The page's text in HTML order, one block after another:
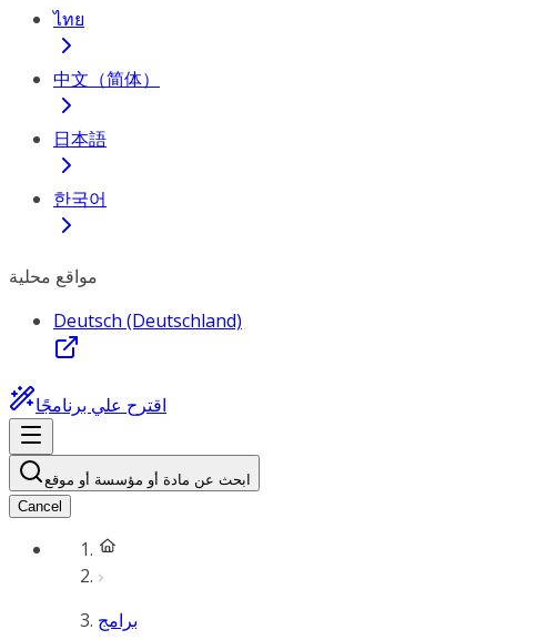
ไทย
中文（简体）
日本語
한국어
مواقع محلية
Deutsch (Deutschland)
اقترح علي برنامجًا
ابحث عن مادة أو مؤسسة أو موقع
Cancel
برامج